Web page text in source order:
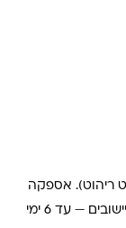
מעל ₪299 (למעט ריהוט). אספקה
תוך 2-4 ימי עסקים. באזורים רחוקים, קיבוצים ויישובים — עד 6 ימי